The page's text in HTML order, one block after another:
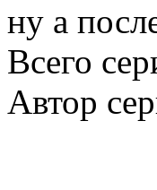
ну а
Всего
Автор